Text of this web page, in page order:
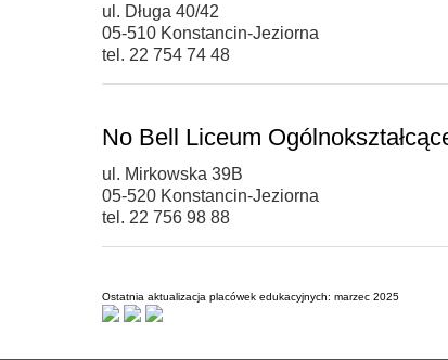
ul. Długa 40/42
05-510 Konstancin-Jeziorna
tel. 22 754 74 48
No Bell Liceum
ul. Mirkowska 39B
05-520 Konstancin-Jeziorna
tel. 22 756 98 88
Ostatnia aktualizacja placówek edukacyjnych: marzec 2025